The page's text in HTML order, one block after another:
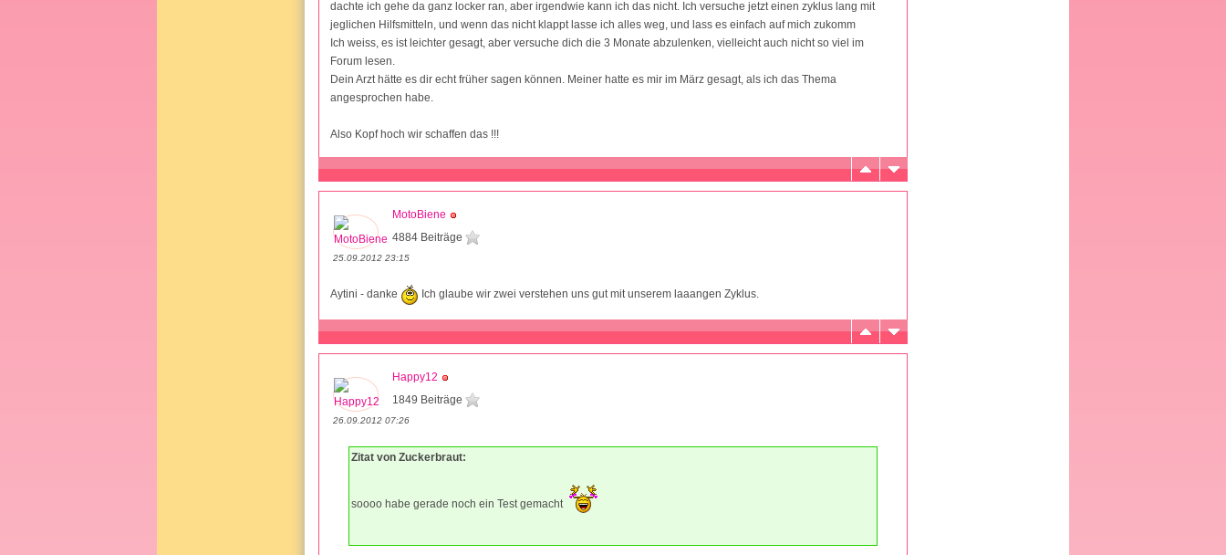
dachte ich gehe da ganz locker ran, aber irgendwie kann ich das nicht. Ich versuche jetzt einen zyklus lang mit
jeglichen Hilfsmitteln, und wenn das nicht klappt lasse ich alles weg, und lass es einfach auf mich zukomm
Ich weiss, es ist leichter gesagt, aber versuche dich die 3 Monate abzulenken, vielleicht auch nicht so viel im
Forum lesen.
Dein Arzt hätte es dir echt früher sagen können. Meiner hatte es mir im März gesagt, als ich das Thema
angesprochen habe.
Also Kopf hoch wir schaffen das !!!
MotoBiene
4884 Beiträge
25.09.2012 23:15
Aytini - danke Ich glaube wir zwei verstehen uns gut mit unserem laaangen Zyklus.
Happy12
1849 Beiträge
26.09.2012 07:26
Zitat von Zuckerbraut:
soooo habe gerade noch ein Test gemacht